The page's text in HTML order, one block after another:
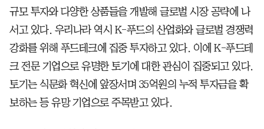
규모 투자와 다양한 상품들을 개발해 글로벌 시장 공략에 나
서고 있다. 우리나라 역시 K-푸드의 산업화와 글로벌 경쟁력
강화를 위해 푸드테크에 집중 투자하고 있다. 이에 K-푸드테
크 전문 기업으로 유명한 토기에 대한 관심이 집중되고 있다.
토기는 식문화 혁신에 앞장서며 35억원의 누적 투자금을 확
보하는 등 유망 기업으로 주목받고 있다.